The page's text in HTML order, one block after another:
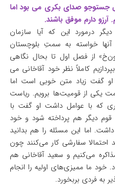
جستوجو صدای بکری می بود اما
دارم موفق باشند.
درمورد این که آیا سازمان
خواسته به سمتِ بلوچستان
از فصل اول تا بحال نگاهی
کاملاً نظر خود آقاخانی می
گفت زیاد متن خوبی است اما
یکی از قومیت‌ها برویم. ریاست
که با عوامل داشت او گفت با
دیگر هم پرداخته شود و خود
اما این مسئله را هم بدانید
احتمالا سفارشی کار می‌کنند چون
می‌کنیم و سعید آقاخانی هم
ما ممیزی‌های اولیه را انجام
به فردی بربخورد.